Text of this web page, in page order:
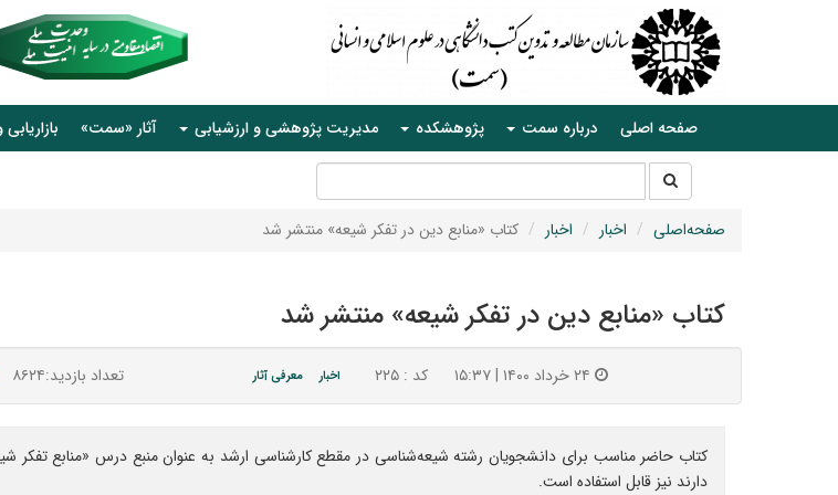
صفحه اصلی درباره سمت پژوهشکده مدیریت پژوهشی و ارزشیابی آثار «سمت»
جستجو
در
سایت صفحه‌اصلی اخبار اخبار کتاب «منابع دین در تفکر شیعه» منتشر شد
کتاب «منابع دین در تفکر شیعه» منتشر شد
کد : ۲۲۵ اخبار معرفی آثار تعداد بازدید:۸۶۲۴
کتاب حاضر مناسب برای دانشجویان رشته شیعه‌شناسی در مقطع کارشناسی ارشد به عنوان منبع درس «منابع تفکر
دارند نیز قابل استفاده است.